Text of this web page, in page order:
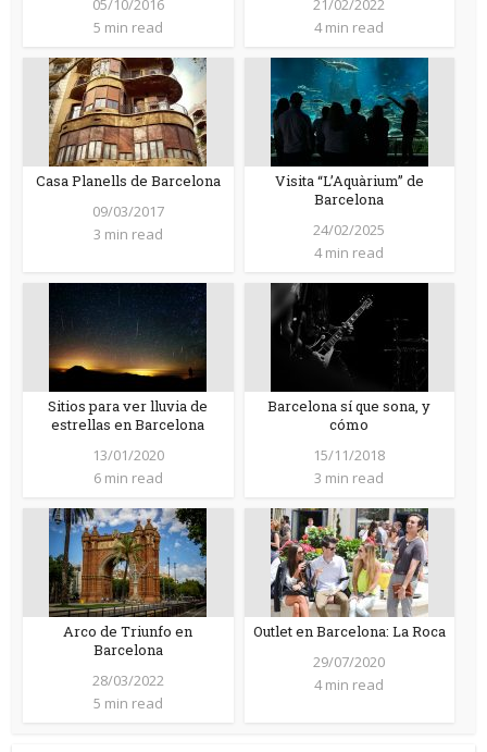
05/10/2016
5 min read
21/02/2022
4 min read
Casa Planells de Barcelona
09/03/2017
3 min read
Visita “L’Aquàrium” de
Barcelona
24/02/2025
4 min read
Sitios para ver lluvia de
estrellas en Barcelona
13/01/2020
6 min read
Barcelona sí que sona, y
cómo
15/11/2018
3 min read
Arco de Triunfo en
Barcelona
28/03/2022
5 min read
Outlet en Barcelona: La Roca
29/07/2020
4 min read